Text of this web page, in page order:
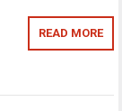
READ MORE